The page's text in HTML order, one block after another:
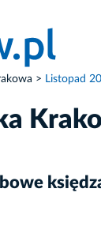
Listopad